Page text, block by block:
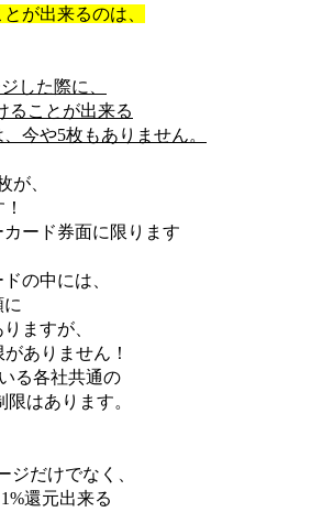
が出来るのは、
した際に、
ることが出来る
今や5枚もありません。
が、
ード券面に限ります
の中には、
ますが、
ありません！
る各社共通の
限はあります。
ジだけでなく、
還元出来る